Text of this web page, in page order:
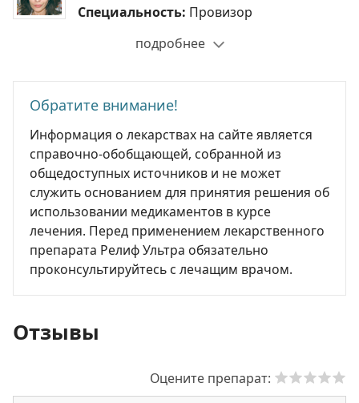
Специальность: Провизор
подробнее
Обратите внимание!
Информация о лекарствах на сайте является
справочно-обобщающей, собранной из
общедоступных источников и не может
служить основанием для принятия решения об
использовании медикаментов в курсе
лечения. Перед применением лекарственного
препарата Релиф Ультра обязательно
проконсультируйтесь с лечащим врачом.
Отзывы
Оцените препарат: